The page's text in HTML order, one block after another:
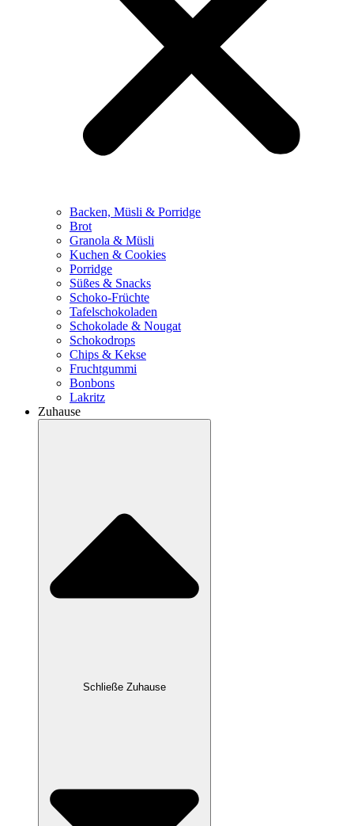
Backen, Müsli & Porridge
Brot
Granola & Müsli
Kuchen & Cookies
Porridge
Süßes & Snacks
Schoko-Früchte
Tafelschokoladen
Schokolade & Nougat
Schokodrops
Chips & Kekse
Fruchtgummi
Bonbons
Lakritz
Zuhause
Schließe Zuhause